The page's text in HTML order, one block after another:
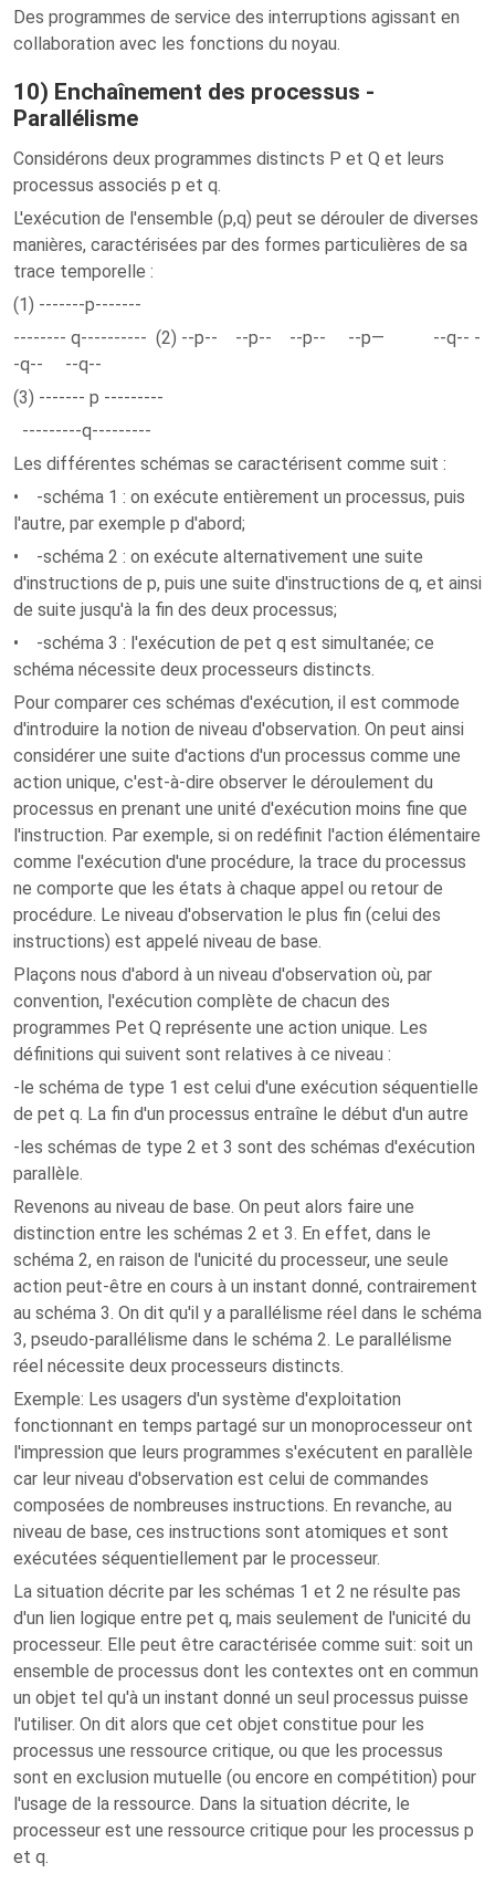
Des programmes de service des interruptions agissant en
collaboration avec les fonctions du noyau.
10) Enchaînement des processus -
Parallélisme
Considérons deux programmes distincts P et Q et leurs
processus associés p et q.
L'exécution de l'ensemble (p,q) peut se dérouler de diverses
manières, caractérisées par des formes particulières de sa
trace temporelle :
(1) -------p-------
-------- q---------- (2) --p-- --p-- --p-- --p— --q-- -
-q-- --q--
(3) ------- p ---------
---------q---------
Les différentes schémas se caractérisent comme suit :
• -schéma 1 : on exécute entièrement un processus, puis
l'autre, par exemple p d'abord;
• -schéma 2 : on exécute alternativement une suite
d'instructions de p, puis une suite d'instructions de q, et ainsi
de suite jusqu'à la fin des deux processus;
• -schéma 3 : l'exécution de pet q est simultanée; ce
schéma nécessite deux processeurs distincts.
Pour comparer ces schémas d'exécution, il est commode
d'introduire la notion de niveau d'observation. On peut ainsi
considérer une suite d'actions d'un processus comme une
action unique, c'est-à-dire observer le déroulement du
processus en prenant une unité d'exécution moins fine que
l'instruction. Par exemple, si on redéfinit l'action élémentaire
comme l'exécution d'une procédure, la trace du processus
ne comporte que les états à chaque appel ou retour de
procédure. Le niveau d'observation le plus fin (celui des
instructions) est appelé niveau de base.
Plaçons nous d'abord à un niveau d'observation où, par
convention, l'exécution complète de chacun des
programmes Pet Q représente une action unique. Les
définitions qui suivent sont relatives à ce niveau :
-le schéma de type 1 est celui d'une exécution séquentielle
de pet q. La fin d'un processus entraîne le début d'un autre
-les schémas de type 2 et 3 sont des schémas d'exécution
parallèle.
Revenons au niveau de base. On peut alors faire une
distinction entre les schémas 2 et 3. En effet, dans le
schéma 2, en raison de l'unicité du processeur, une seule
action peut-être en cours à un instant donné, contrairement
au schéma 3. On dit qu'il y a parallélisme réel dans le schéma
3, pseudo-parallélisme dans le schéma 2. Le parallélisme
réel nécessite deux processeurs distincts.
Exemple: Les usagers d'un système d'exploitation
fonctionnant en temps partagé sur un monoprocesseur ont
l'impression que leurs programmes s'exécutent en parallèle
car leur niveau d'observation est celui de commandes
composées de nombreuses instructions. En revanche, au
niveau de base, ces instructions sont atomiques et sont
exécutées séquentiellement par le processeur.
La situation décrite par les schémas 1 et 2 ne résulte pas
d'un lien logique entre pet q, mais seulement de l'unicité du
processeur. Elle peut être caractérisée comme suit: soit un
ensemble de processus dont les contextes ont en commun
un objet tel qu'à un instant donné un seul processus puisse
l'utiliser. On dit alors que cet objet constitue pour les
processus une ressource critique, ou que les processus
sont en exclusion mutuelle (ou encore en compétition) pour
l'usage de la ressource. Dans la situation décrite, le
processeur est une ressource critique pour les processus p
et q.